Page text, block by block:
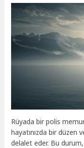
Rüyada bir polis
hayatınızda bir düzen
delalet eder. Bu durum,